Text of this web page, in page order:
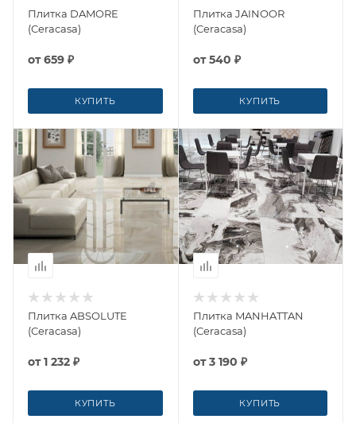
Плитка DAMORE
(Ceracasa)
от659 ₽
КУПИТЬ
Плитка JAINOOR
(Ceracasa)
от540 ₽
КУПИТЬ
Плитка ABSOLUTE
(Ceracasa)
от1 232 ₽
КУПИТЬ
Плитка MANHATTAN
(Ceracasa)
от3 190 ₽
КУПИТЬ